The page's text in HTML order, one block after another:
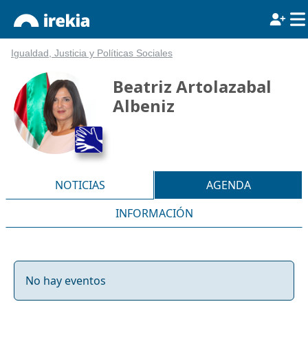
Igualdad, Justicia y Políticas Sociales
Beatriz Artolazabal
Albeniz
NOTICIAS
AGENDA
INFORMACIÓN
No hay eventos